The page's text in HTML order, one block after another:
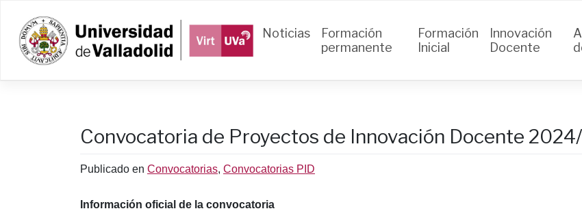
contenido
Noticias
Formación
permanente
Formación
Inicial
Innovación
Docente
Convocatoria de Proyectos de Innovación Docente
Publicado en Convocatorias, Convocatorias PID
Información oficial de la convocatoria